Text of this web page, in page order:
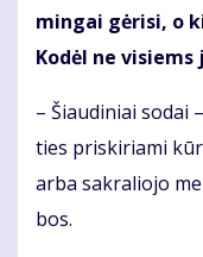
min­gai gė­ri­si, o
Ko­dėl ne
– Šiau­di­niai so­dai
ties pri­ski­ria­mi
ar­ba sak­ra­lio­jo
bos.